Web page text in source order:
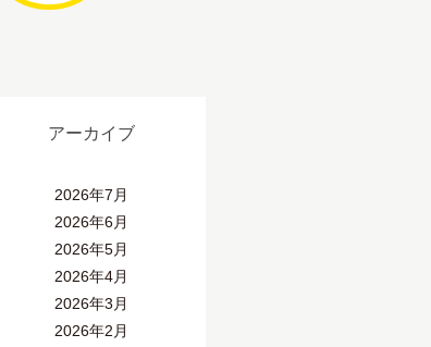
アーカイブ
2026年7月
2026年6月
2026年5月
2026年4月
2026年3月
2026年2月